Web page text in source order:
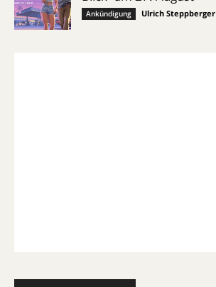
Ankündigung Ulrich Steppberger